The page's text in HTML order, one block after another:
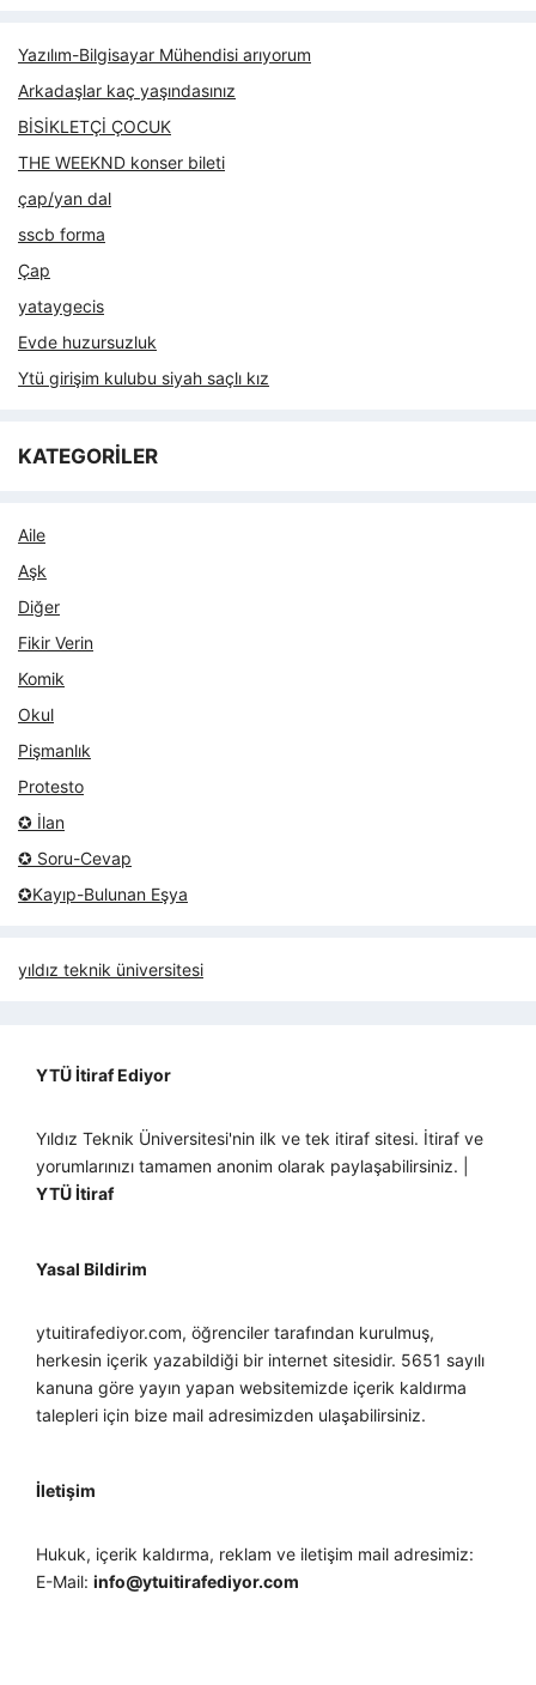
Yazılım-Bilgisayar Mühendisi arıyorum
Arkadaşlar kaç yaşındasınız
BİSİKLETÇİ ÇOCUK
THE WEEKND konser bileti
çap/yan dal
sscb forma
Çap
yataygecis
Evde huzursuzluk
Ytü girişim kulubu siyah saçlı kız
KATEGORİLER
Aile
Aşk
Diğer
Fikir Verin
Komik
Okul
Pişmanlık
Protesto
✪ İlan
✪ Soru-Cevap
✪Kayıp-Bulunan Eşya
yıldız teknik üniversitesi
YTÜ İtiraf Ediyor
Yıldız Teknik Üniversitesi'nin ilk ve tek itiraf sitesi. İtiraf ve
yorumlarınızı tamamen anonim olarak paylaşabilirsiniz. |
YTÜ İtiraf
Yasal Bildirim
ytuitirafediyor.com, öğrenciler tarafından kurulmuş,
herkesin içerik yazabildiği bir internet sitesidir. 5651 sayılı
kanuna göre yayın yapan websitemizde içerik kaldırma
talepleri için bize mail adresimizden ulaşabilirsiniz.
İletişim
Hukuk, içerik kaldırma, reklam ve iletişim mail adresimiz:
E-Mail: info@ytuitirafediyor.com